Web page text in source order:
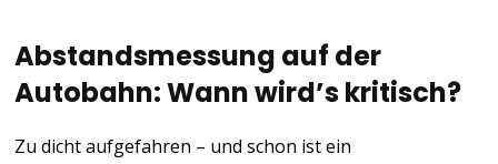
Abstandsmessung auf der
Autobahn: Wann wird’s kritisch?
Zu dicht aufgefahren – und schon ist ein